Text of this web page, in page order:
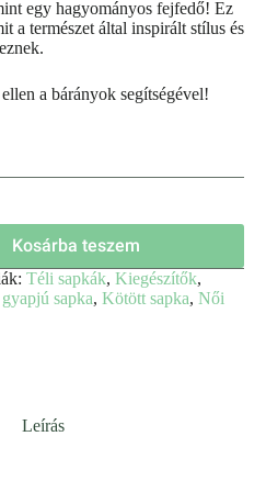
egy hagyományos fejfedő! Ez
a természet által inspirált stílus és
a bárányok segítségével!
Kosárba teszem
Téli sapkák, Kiegészítők,
gyapjú sapka, Kötött sapka, Női
Leírás